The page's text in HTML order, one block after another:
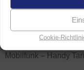
Cookie-
Geschäftskunden
Fernsehen – TV Tarife
Mobilfunk – Handy